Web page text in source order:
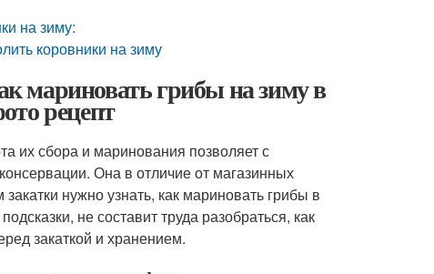
на зиму:
коровники на зиму
мариновать грибы на зиму в
рецепт
их сбора и маринования позволяет с
Она в отличие от магазинных
нужно узнать, как мариновать грибы в
не составит труда разобраться, как
закаткой и хранением.